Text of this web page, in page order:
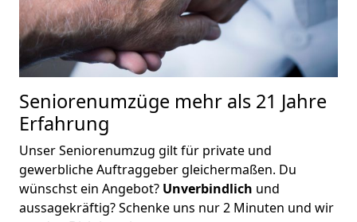
Seniorenumzüge mehr als 21 Jahre
Erfahrung
Unser Seniorenumzug gilt für private und
gewerbliche Auftraggeber gleichermaßen. Du
wünschst ein Angebot? Unverbindlich und
aussagekräftig? Schenke uns nur 2 Minuten und wir